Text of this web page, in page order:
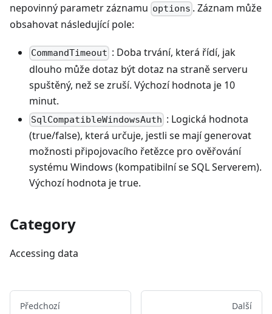
nepovinný parametr záznamu options . Záznam může
obsahovat následující pole:
CommandTimeout : Doba trvání, která řídí, jak
dlouho může dotaz být dotaz na straně serveru
spuštěný, než se zruší. Výchozí hodnota je 10
minut.
SqlCompatibleWindowsAuth : Logická hodnota
(true/false), která určuje, jestli se mají generovat
možnosti připojovacího řetězce pro ověřování
systému Windows (kompatibilní se SQL Serverem).
Výchozí hodnota je true.
Category
Accessing data
Předchozí Další